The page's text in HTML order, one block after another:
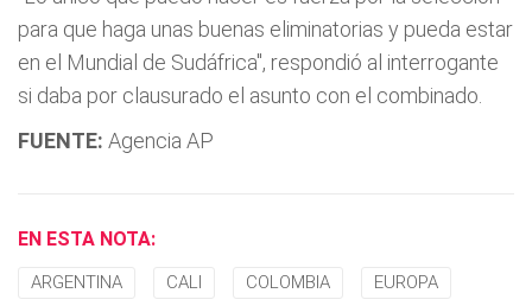
para que haga unas buenas eliminatorias y pueda estar
en el Mundial de Sudáfrica", respondió al interrogante
si daba por clausurado el asunto con el combinado.
FUENTE: Agencia AP
EN ESTA NOTA:
ARGENTINA CALI COLOMBIA EUROPA